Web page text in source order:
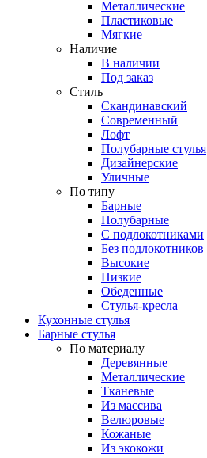
Металлические
Пластиковые
Мягкие
Наличие
В наличии
Под заказ
Стиль
Скандинавский
Современный
Лофт
Полубарные стулья
Дизайнерские
Уличные
По типу
Барные
Полубарные
С подлокотниками
Без подлокотников
Высокие
Низкие
Обеденные
Стулья-кресла
Кухонные стулья
Барные стулья
По материалу
Деревянные
Металлические
Тканевые
Из массива
Велюровые
Кожаные
Из экокожи